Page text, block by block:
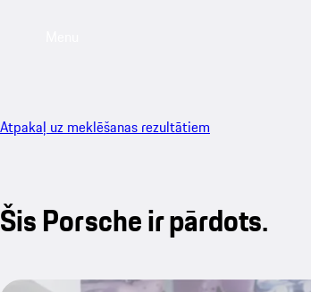
Atpakaļ uz meklēšanas rezultātiem
Šis Porsche ir pārdots.